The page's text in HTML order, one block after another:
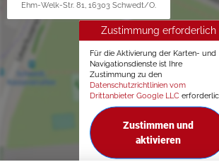
Ehm-Welk-Str. 81, 16303 Schwedt/O.
Zustimmung erforderlich
Für die Aktivierung der Karten- und
Navigationsdienste ist Ihre
Zustimmung zu den
Datenschutzrichtlinien vom
Drittanbieter Google LLC
Zustimmen und
aktivieren